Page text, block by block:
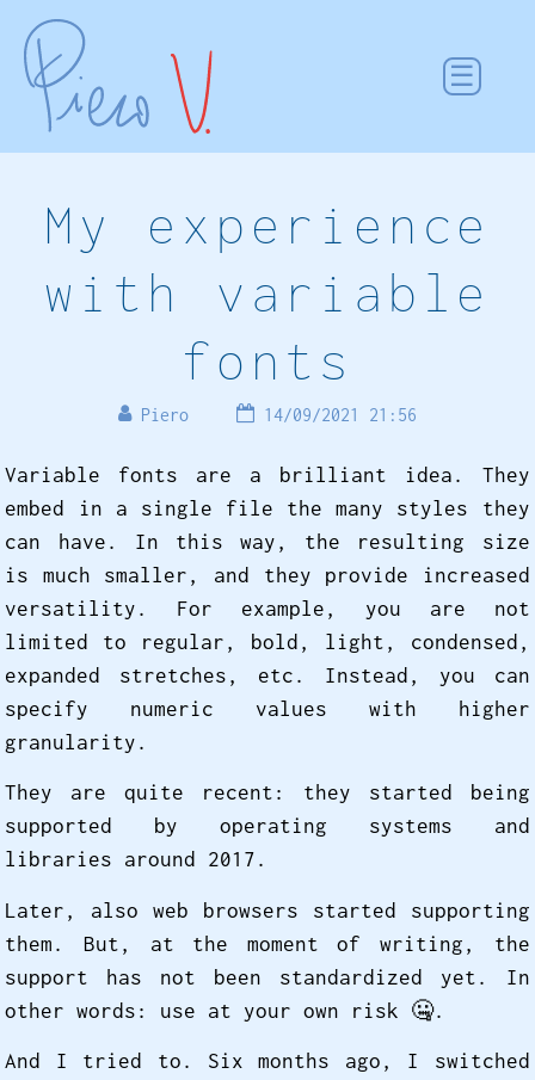
My experience
with variable
fonts
Piero 14/09/2021 21:56
Variable fonts are a brilliant idea. They
embed in a single file the many styles they
can have. In this way, the resulting size
is much smaller, and they provide increased
versatility. For example, you are not
limited to regular, bold, light, condensed,
expanded stretches, etc. Instead, you can
specify numeric values with higher
granularity.
They are quite recent: they started being
supported by operating systems and
libraries around 2017.
Later, also web browsers started supporting
them. But, at the moment of writing, the
support has not been standardized yet. In
other words: use at your own risk 🤐️.
And I tried to. Six months ago, I switched